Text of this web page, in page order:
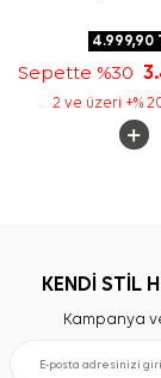
4.999,90
Sepette %30
2 ve üzeri +%
KENDİ STİL
Kampanya